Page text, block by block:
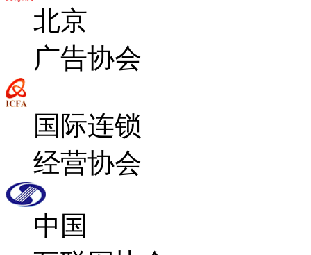
北京
广告协会
国际连锁
经营协会
中国